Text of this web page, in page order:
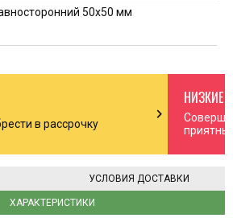
50x50 мм
в рассрочку chevron_right
НИЗКИЕ
ХАРАКТЕРИСТИКИ
УСЛОВИЯ ДОСТАВКИ